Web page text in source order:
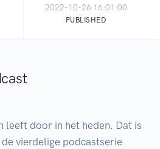
2022-10-26 16:01:00
PUBLISHED
leeft door in het heden. Dat is
vierdelige podcastserie